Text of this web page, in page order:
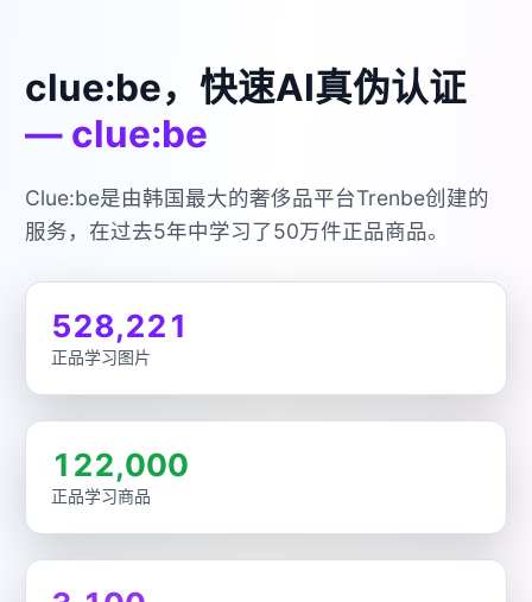
clue:be，快速AI真伪认证
— clue:be
Clue:be是由韩国最大的奢侈品平台Trenbe创建的
服务，在过去5年中学习了50万件正品商品。
528,221
正品学习图片
122,000
正品学习商品